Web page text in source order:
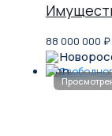
88 000 000 ₽